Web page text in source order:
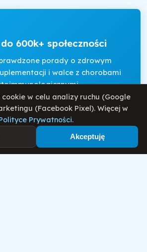
600k+ społeczności
porady o zdrowym
i walce z chorobami
Regulamin iPolitykę Prywatności.
Zapisz się
cookie w celu analizy ruchu (Google
(Facebook Pixel). Więcej w
Prywatności.
Akceptuję